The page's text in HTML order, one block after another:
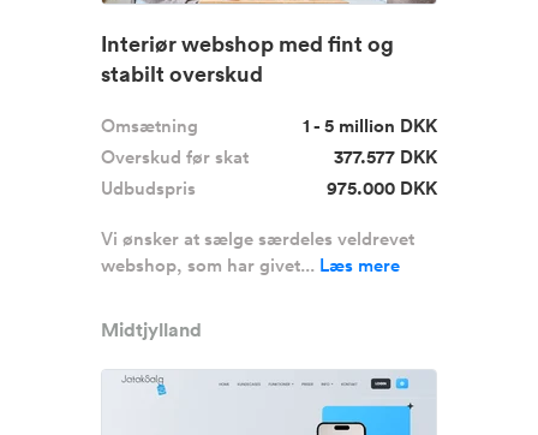
Interiør webshop med fint og
stabilt overskud
Omsætning
1 - 5 million DKK
Overskud før skat
377.577 DKK
Udbudspris
975.000 DKK
Vi ønsker at sælge særdeles veldrevet
webshop, som har givet... Læs mere
Midtjylland